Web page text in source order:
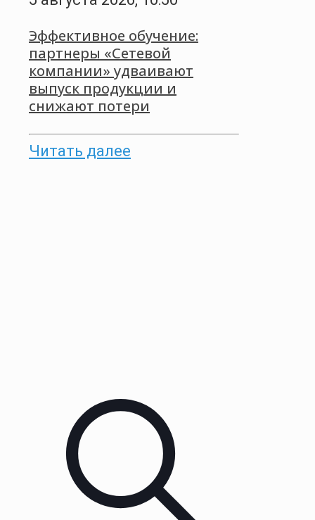
Эффективное обучение:
партнеры «Сетевой
компании» удваивают
выпуск продукции и
снижают потери
Читать далее